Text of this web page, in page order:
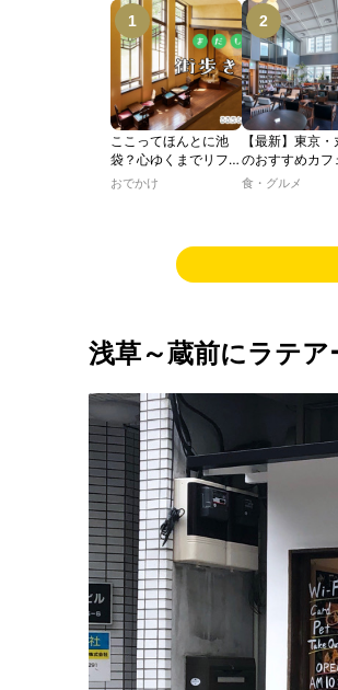
ここってほんとに池
袋？心ゆくまでリフレ
ッシュできる池袋・街
おでかけ
【最新】東京
のおすすめカフ
選｜ひとりでゆ
食・グルメ
浅草～蔵前にラテ